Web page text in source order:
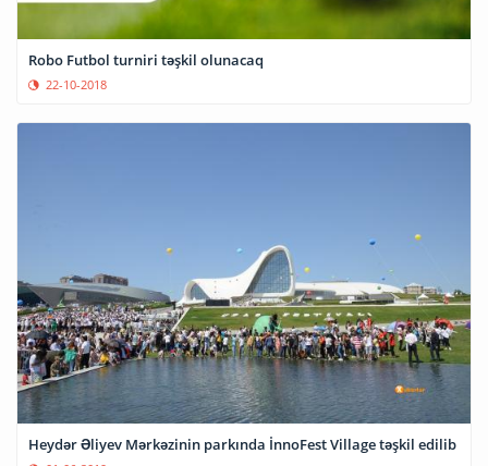
Robo Futbol turniri təşkil olunacaq
22-10-2018
Heydər Əliyev Mərkəzinin parkında İnnoFest Village təşkil edilib